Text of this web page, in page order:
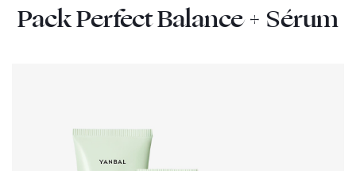
Pack Perfect Balance + Sérum